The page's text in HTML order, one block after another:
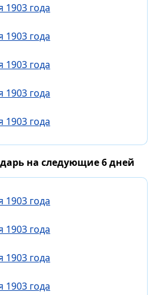
1903 года
1903 года
1903 года
1903 года
1903 года
на следующие 6 дней
1903 года
1903 года
1903 года
1903 года